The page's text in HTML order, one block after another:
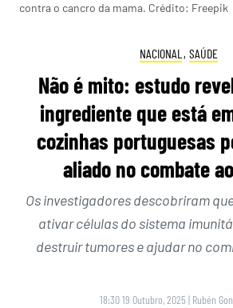
contra o cancro da mama. Crédito: Freepik
NACIONAL , SAÚDE
Não é mito: estudo
ingrediente que está
cozinhas portuguesas
aliado no combate
Os investigadores descobriram
ativar células do sistema
destruir tumores e ajudar no
18:30 19 Outubro, 2025 | Rubén